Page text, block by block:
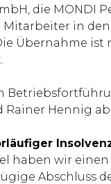
die MONDI
in
Übernahme
Rainer Hennig
haben wir
Abschluss